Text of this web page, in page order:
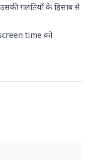
गलतियों के हिसाब से
time को